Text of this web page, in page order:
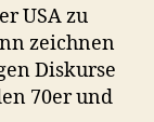
USA zu
zeichnen
Diskurse
70er und